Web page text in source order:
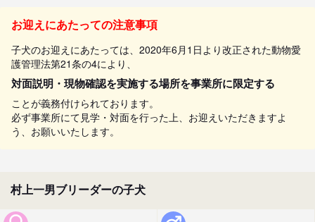
お迎えにあたっての注意事項
子犬のお迎えにあたっては、2020年6月1日より改正された動物愛
護管理法第21条の4により、
対面説明・現物確認を実施する場所を事業所に限定する
ことが義務付けられております。
必ず事業所にて見学・対面を行った上、お迎えいただきますよ
う、お願いいたします。
村上一男ブリーダーの子犬